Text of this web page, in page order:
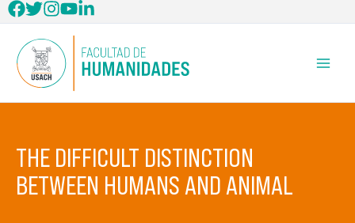
al
contenido
THE DIFFICULT DISTINCTION
BETWEEN HUMANS AND ANIMAL